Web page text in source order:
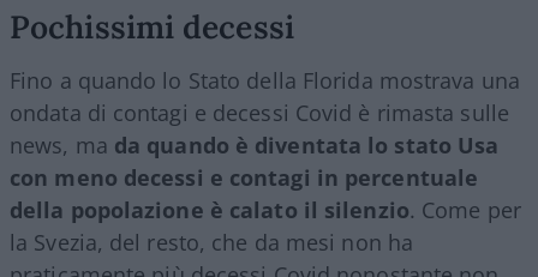
Pochissimi decessi
Fino a quando lo Stato della Florida mostrava una
ondata di contagi e decessi Covid è rimasta sulle
news, ma da quando è diventata lo stato Usa
con meno decessi e contagi in percentuale
della popolazione è calato il silenzio. Come per
la Svezia, del resto, che da mesi non ha